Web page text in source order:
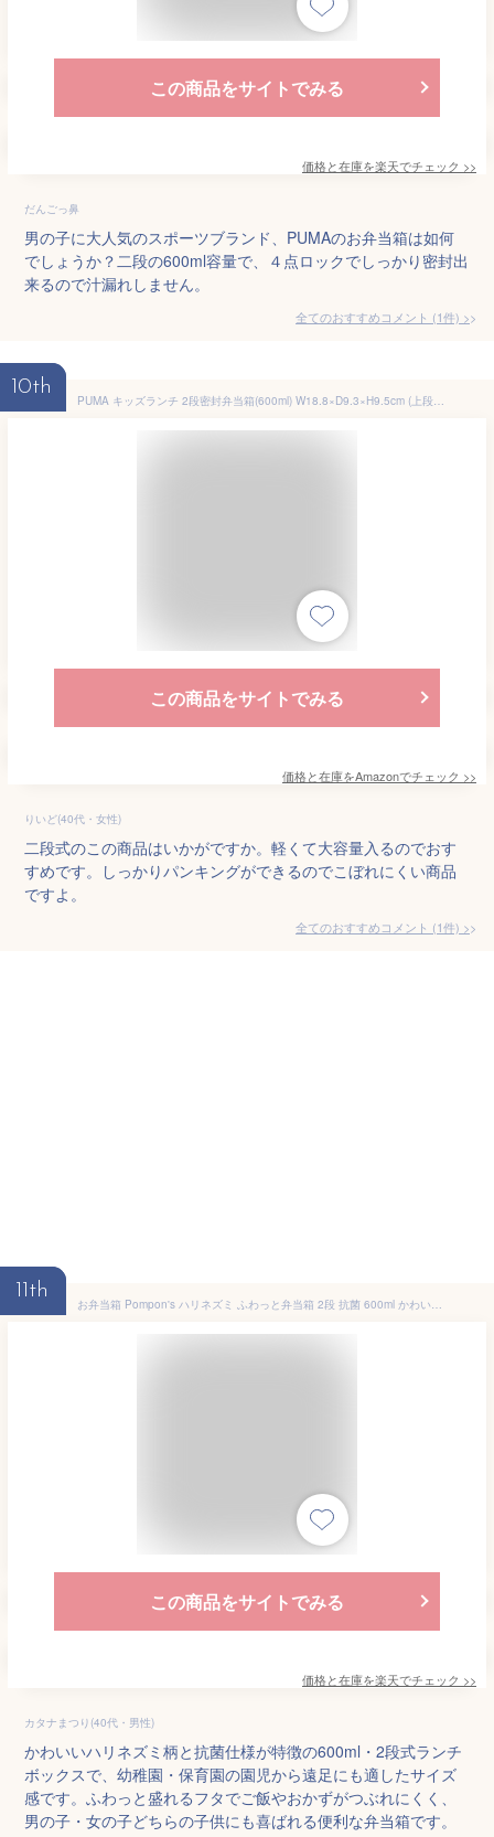
この商品をサイトでみる
価格と在庫を楽天でチェック >>
だんごっ鼻
男の子に大人気のスポーツブランド、PUMAのお弁当箱は如何
でしょうか？二段の600ml容量で、４点ロックでしっかり密封出
来るので汁漏れしません。
全てのおすすめコメント (1件) >
10th
PUMA キッズランチ 2段密封弁当箱(600ml) W18.8×D9.3×H9.5cm (上段330・下段270ml) PM537 日本製
この商品をサイトでみる
価格と在庫をAmazonでチェック >>
りいど(40代・女性)
二段式のこの商品はいかがですか。軽くて大容量入るのでおす
すめです。しっかりパンキングができるのでこぼれにくい商品
ですよ。
全てのおすすめコメント (1件) >
11th
お弁当箱 Pompon's ハリネズミ ふわっと弁当箱 2段 抗菌 600ml かわいい 弁当箱 男子 女子 幼稚園 保育園 園児 幼児 子供 遠足 お弁当 女の子 男の子 ランチボックス
この商品をサイトでみる
価格と在庫を楽天でチェック >>
カタナまつり(40代・男性)
かわいいハリネズミ柄と抗菌仕様が特徴の600ml・2段式ランチ
ボックスで、幼稚園・保育園の園児から遠足にも適したサイズ
感です。ふわっと盛れるフタでご飯やおかずがつぶれにくく、
男の子・女の子どちらの子供にも喜ばれる便利な弁当箱です。